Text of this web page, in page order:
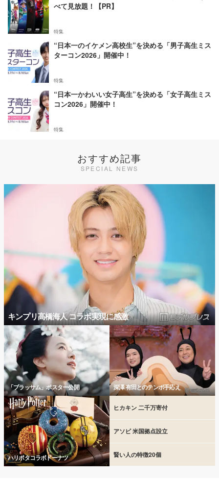
べて見放題！【PR】
特集
“日本一のイケメン高校生”を決める「男子高生ミス
ターコン2026」開催中！
特集
“日本一かわいい女子高生”を決める「女子高生ミス
コン2026」開催中！
特集
おすすめ記事
SPECIAL NEWS
キンプリ高橋海人 コラボ実現に感激
「ブラッサム」ポスター公開 深澤 有田とのテンポ手応え
ハリポタコラボドーナツ
ヒカキン 二千万寄付
アソビ 米国拠点設立
賢い人の特徴20個